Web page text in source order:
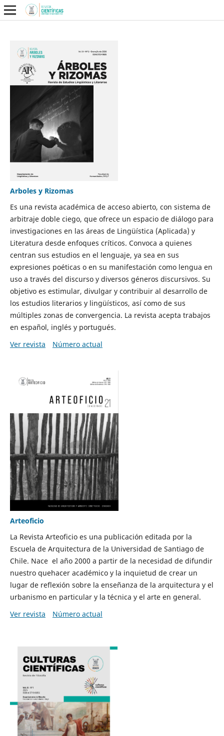
Arboles y Rizomas
Es una revista académica de acceso abierto, con sistema de
arbitraje doble ciego, que ofrece un espacio de diálogo para
investigaciones en las áreas de Lingüística (Aplicada) y
Literatura desde enfoques críticos. Convoca a quienes
centran sus estudios en el lenguaje, ya sea en sus
expresiones poéticas o en su manifestación como lengua en
uso a través del discurso y diversos géneros discursivos. Su
objetivo es estimular, divulgar y contribuir al desarrollo de
los estudios literarios y lingüísticos, así como de sus
múltiples zonas de convergencia. La revista acepta trabajos
en español, inglés y portugués.
Ver revista
Número actual
Arteoficio
La Revista Arteoficio es una publicación editada por la
Escuela de Arquitectura de la Universidad de Santiago de
Chile. Nace el año 2000 a partir de la necesidad de difundir
nuestro quehacer académico y la inquietud de crear un
lugar de reflexión sobre la enseñanza de la arquitectura y el
urbanismo en particular y la técnica y el arte en general.
Ver revista
Número actual